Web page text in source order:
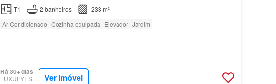
T1
2 banheiros
233 m²
Ar Condicionado Cozinha equipada Elevador Jardim
Há 30+ dias
LUXURYESTATE Ver imóvel